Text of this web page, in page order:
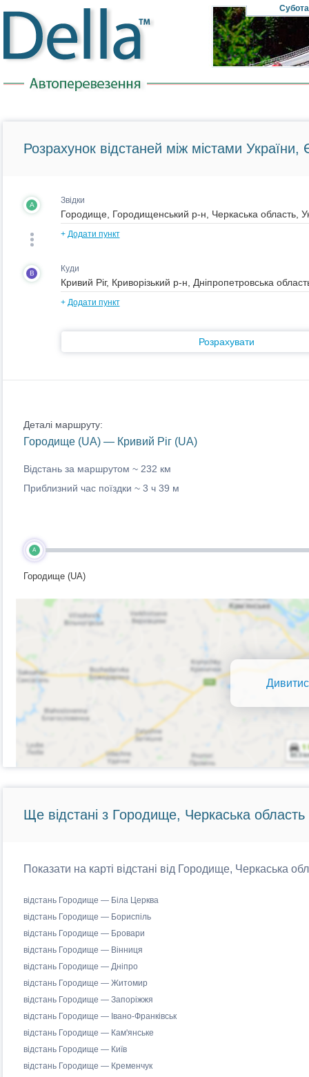
Субота
Розрахунок відстаней між містами України,
A Звідки
+ Додати пункт
B Куди
+ Додати пункт
Розрахувати
Деталі маршруту:
Городище (UA) — Кривий Ріг (UA)
Відстань за маршрутом ~ 232 км
Приблизний час поїздки ~ 3 ч 39 м
A
Городище (UA)
Ще відстані з Городище, Черкаська область
Показати на карті відстані від Городище, Черкаська
відстань Городище — Біла Церква
відстань Городище — Бориспіль
відстань Городище — Бровари
відстань Городище — Вінниця
відстань Городище — Дніпро
відстань Городище — Житомир
відстань Городище — Запоріжжя
відстань Городище — Івано-Франківськ
відстань Городище — Кам'янське
відстань Городище — Київ
відстань Городище — Кременчук